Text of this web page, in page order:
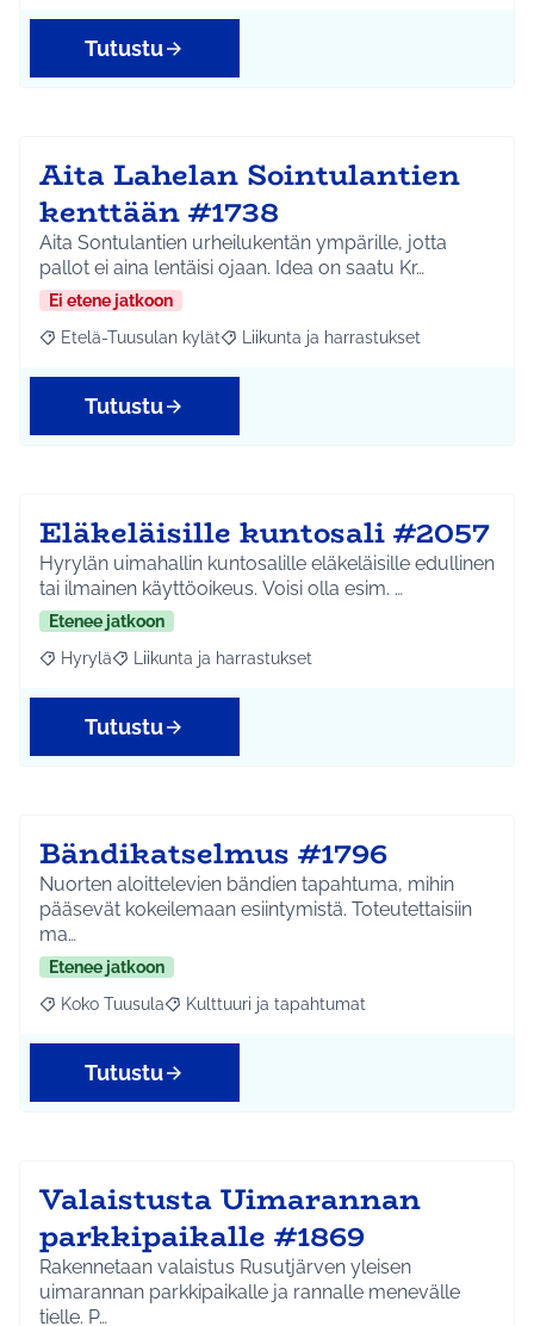
Tutustu
Aita Lahelan Sointulantien
kenttään #1738
Aita Sontulantien urheilukentän ympärille, jotta
pallot ei aina lentäisi ojaan. Idea on saatu Kr…
Ei etene jatkoon
Rajaa tulokset aihepiirin mukaan: Etelä-Tuusulan kylät
Etelä-Tuusulan kylät Rajaa tulokset teeman mukaan:
Liikunta ja harrastukset
Tutustu
Eläkeläisille kuntosali #2057
Hyrylän uimahallin kuntosalille eläkeläisille edullinen
tai ilmainen käyttöoikeus. Voisi olla esim. …
Etenee jatkoon
Rajaa tulokset aihepiirin mukaan: Hyrylä
Hyrylä Rajaa tulokset teeman mukaan: Liikunta ja
Liikunta ja harrastukset
Tutustu
Bändikatselmus #1796
Nuorten aloittelevien bändien tapahtuma, mihin
pääsevät kokeilemaan esiintymistä. Toteutettaisiin
ma…
Etenee jatkoon
Rajaa tulokset aihepiirin mukaan: Koko Tuusula
Koko Tuusula Rajaa tulokset teeman mukaan: Kulttuuri ja
Kulttuuri ja tapahtumat
Tutustu
Valaistusta Uimarannan
parkkipaikalle #1869
Rakennetaan valaistus Rusutjärven yleisen
uimarannan parkkipaikalle ja rannalle menevälle
tielle. P…